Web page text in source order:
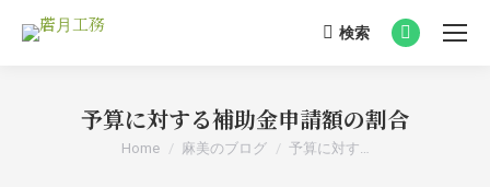
Search:
検索
Facebook
in
予算に対する補助金申請額の割合
You are here:
Home 麻美のブログ 予算に対す…